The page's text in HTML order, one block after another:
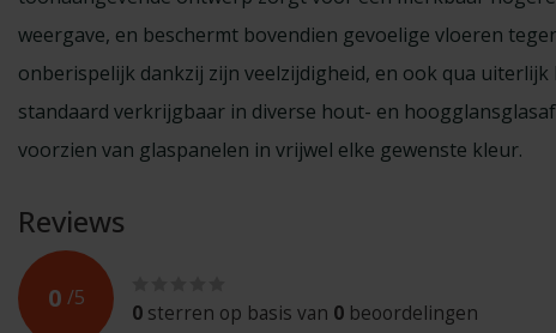
weergave, en beschermt bovendien gevoelige vloeren
onberispelijk dankzij zijn veelzijdigheid, en ook qua uiterlijk
standaard verkrijgbaar in diverse hout- en
voorzien van glaspanelen in vrijwel elke gewenste kleur.
Reviews
0 /5
0 sterren op basis van 0 beoordelingen